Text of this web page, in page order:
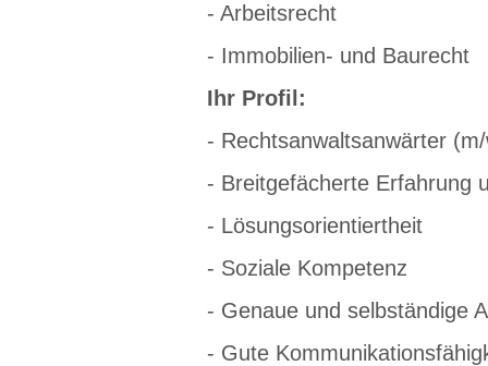
- Arbeitsrecht
- Immobilien- und Baurecht
Ihr Profil:
- Rechtsanwaltsanwärter
- Breitgefächerte Erfahrung
- Lösungsorientiertheit
- Soziale Kompetenz
- Genaue und selbständige
- Gute